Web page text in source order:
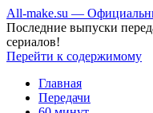
All-make.su —
Последние выпуски
сериалов!
Перейти к содержимому
Главная
Передачи